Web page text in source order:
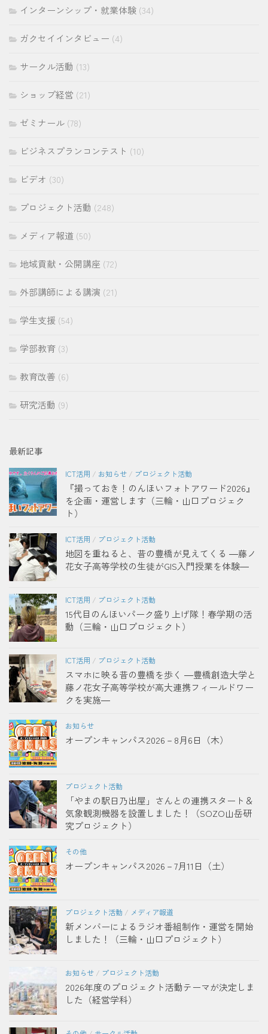
インターンシップ・就業体験 (34)
ガクセイインタビュー (4)
サークル活動 (13)
ショップ経営 (21)
ゼミナール (78)
ビジネスプランコンテスト (10)
ビデオ (30)
プロジェクト活動 (248)
メディア報道 (50)
地域貢献・公開講座 (72)
外部講師による講演 (21)
学生支援 (54)
学部教育 (3)
教育改善 (6)
研究活動 (9)
最新記事
ICT活用 / お知らせ / プロジェクト活動
『撮っておき！のんほいフォトアワード2026』
を企画・運営します（三輪・山口プロジェク
ト）
ICT活用 / プロジェクト活動
地図を重ねると、昔の豊橋が見えてくる ―藤ノ
花女子高等学校の生徒がGIS入門授業を体験―
ICT活用 / プロジェクト活動
15代目のんほいパーク盛り上げ隊！春学期の活
動（三輪・山口プロジェクト）
ICT活用 / プロジェクト活動
スマホに映る昔の豊橋を歩く ―豊橋創造大学と
藤ノ花女子高等学校が高大連携フィールドワー
クを実施―
お知らせ
オープンキャンパス2026－8月6日（木）
プロジェクト活動
「やまの駅日乃出屋」さんとの連携スタート＆
気象観測機器を設置しました！（SOZO山岳研
究プロジェクト）
その他
オープンキャンパス2026－7月11日（土）
プロジェクト活動 / メディア報道
新メンバーによるラジオ番組制作・運営を開始
しました！（三輪・山口プロジェクト）
お知らせ / プロジェクト活動
2026年度のプロジェクト活動テーマが決定しま
した（経営学科）